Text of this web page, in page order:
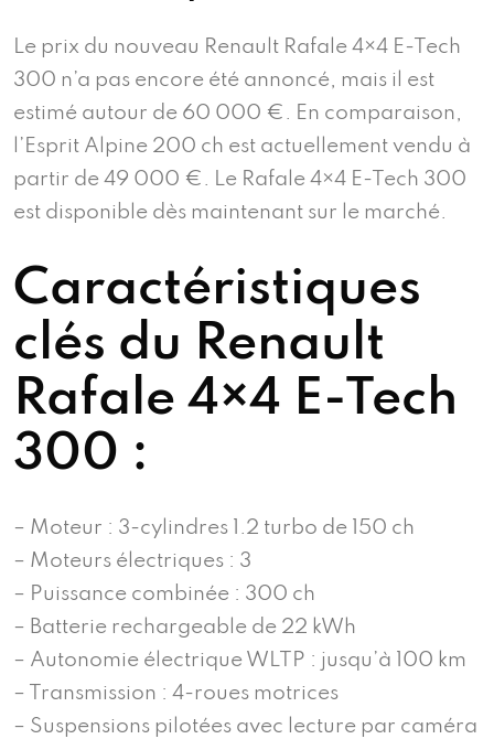
Le prix du nouveau Renault Rafale 4×4 E-Tech
300 n’a pas encore été annoncé, mais il est
estimé autour de 60 000 €. En comparaison,
l’Esprit Alpine 200 ch est actuellement vendu à
partir de 49 000 €. Le Rafale 4×4 E-Tech 300
est disponible dès maintenant sur le marché.
Caractéristiques
clés du Renault
Rafale 4×4 E-Tech
300 :
– Moteur : 3-cylindres 1.2 turbo de 150 ch
– Moteurs électriques : 3
– Puissance combinée : 300 ch
– Batterie rechargeable de 22 kWh
– Autonomie électrique WLTP : jusqu’à 100 km
– Transmission : 4-roues motrices
– Suspensions pilotées avec lecture par caméra